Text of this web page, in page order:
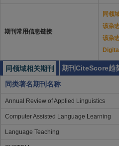
期刊常用信息链接
同领
该杂
该杂
同领域相关期刊 期刊CiteScore趋
同类著名期刊名称
Annual Review of Applied Linguistics
Computer Assisted Language Learning
Language Teaching